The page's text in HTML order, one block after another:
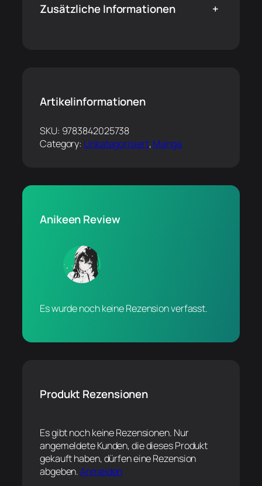
Zusätzliche Informationen +
Artikelinformationen
SKU: 9783842025738
Category: Unkategorisiert, Manga
Anikeen Review
Es wurde noch keine Rezension verfasst.
Produkt Rezensionen
Es gibt noch keine Rezensionen. Nur
angemeldete Kunden, die dieses Produkt
gekauft haben, dürfen eine Rezension
abgeben.Anmelden